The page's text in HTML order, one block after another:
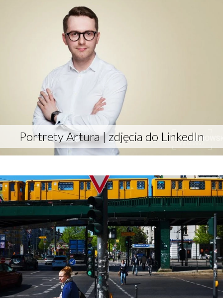
Portrety Artura | zdjęcia do LinkedIn